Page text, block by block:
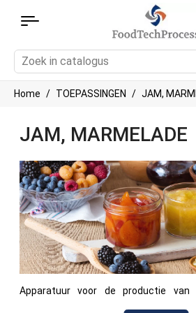
Home TOEPASSINGEN JAM,
JAM, MARMELADE
Apparatuur voor de productie van